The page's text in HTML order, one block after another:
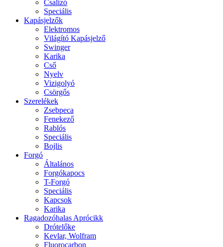
Csalizó
Speciális
Kapásjelzők
Elektromos
Világító Kapásjelző
Swinger
Karika
Cső
Nyelv
Vizigolyó
Csörgős
Szerelékek
Zsebpeca
Fenekező
Rablós
Speciális
Bojlis
Forgó
Általános
Forgókapocs
T-Forgó
Speciális
Kapcsok
Karika
Ragadozóhalas Aprócikk
Drótelőke
Kevlar, Wolfram
Fluorocarbon